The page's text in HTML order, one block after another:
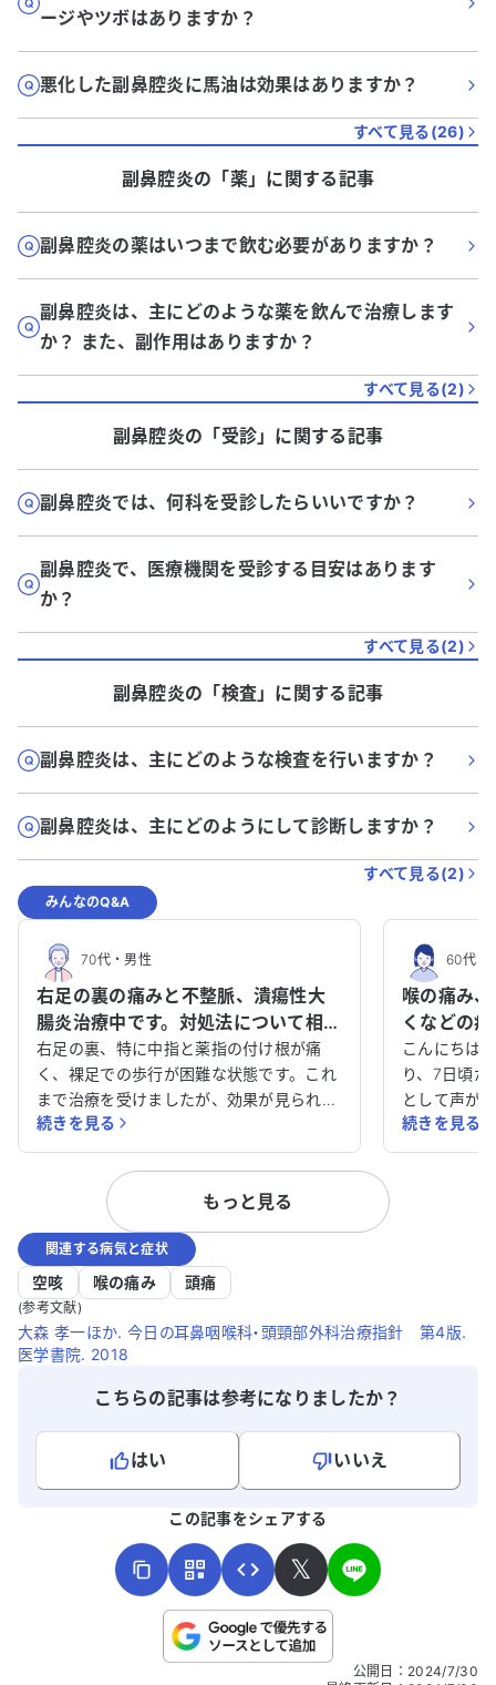
ージやツボはありますか？
悪化した副鼻腔炎に馬油は効果はありますか？
すべて見る(26)
副鼻腔炎の「薬」に関する記事
副鼻腔炎の薬はいつまで飲む必要がありますか？
副鼻腔炎は、主にどのような薬を飲んで治療します
か？ また、副作用はありますか？
すべて見る(2)
副鼻腔炎の「受診」に関する記事
副鼻腔炎では、何科を受診したらいいですか？
副鼻腔炎で、医療機関を受診する目安はあります
か？
すべて見る(2)
副鼻腔炎の「検査」に関する記事
副鼻腔炎は、主にどのような検査を行いますか？
副鼻腔炎は、主にどのようにして診断しますか？
すべて見る(2)
みんなのQ&A
70代・男性
右足の裏の痛みと不整脈、潰瘍性大
腸炎治療中です。対処法について相談
させてください。
右足の裏、特に中指と薬指の付け根が痛
く、裸足での歩行が困難な状態です。これ
まで治療を受けましたが、効果が見られ
ず、現在は中敷を使用しています。 アレル
ギー性疾患や不整脈、潰瘍性大腸炎などの
病気で治療を受けており、アレルギー性鼻
炎や慢性副鼻腔炎、食物アレルギーもあり
ドバイスをいただけると助かります。特に
右足の痛みについて、効果的な治療法があ
れば教えてください。
続きを見る
60代・
喉の痛み
くなどの
中の私は
か？
こんにちは
り、7日頃
として声が
や花粉症の
ません。糖
続きを見る
もっと見る
関連する病気と症状
空咳 喉の痛み 頭痛
(参考文献)
大森 孝一ほか. 今日の耳鼻咽喉科・頭頸部外科治療指針 第4版.
医学書院. 2018
こちらの記事は参考になりましたか？
はい
いいえ
こちらは送信専用のフォームです。氏名やご自身の病気の詳細な
この記事をシェアする
𝕏
公開日 ： 2024/7/30